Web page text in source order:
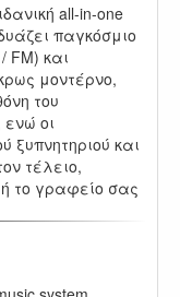
all-in-one
παγκόσμιο
FM) και
μοντέρνο,
του
οι
ξυπνητηριού και
τέλειο,
ή το γραφείο σας